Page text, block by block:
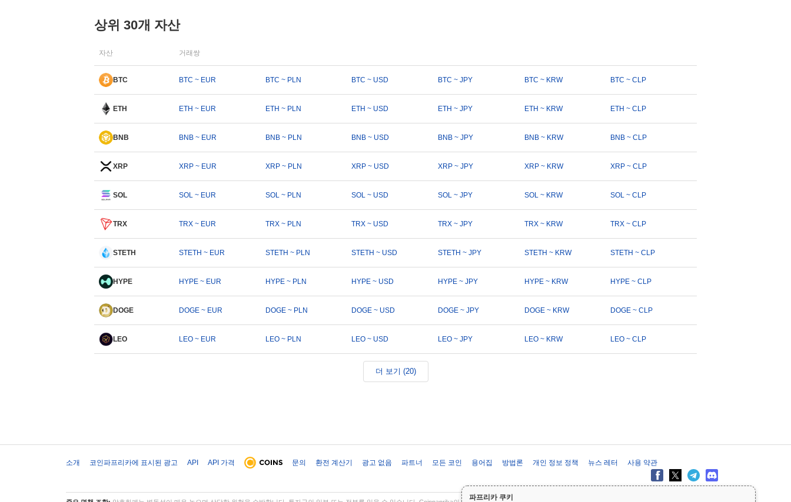
파프리카 쿠키
상위 30개 자산
자산 거래쌍
BTC BTC ~ EUR BTC ~ PLN BTC ~ USD BTC ~ JPY BTC ~ KRW BTC ~ CLP
ETH ETH ~ EUR ETH ~ PLN ETH ~ USD ETH ~ JPY ETH ~ KRW ETH ~ CLP
BNB BNB ~ EUR BNB ~ PLN BNB ~ USD BNB ~ JPY BNB ~ KRW BNB ~ CLP
XRP XRP ~ EUR XRP ~ PLN XRP ~ USD XRP ~ JPY XRP ~ KRW XRP ~ CLP
SOL SOL ~ EUR SOL ~ PLN SOL ~ USD SOL ~ JPY SOL ~ KRW SOL ~ CLP
TRX TRX ~ EUR TRX ~ PLN TRX ~ USD TRX ~ JPY TRX ~ KRW TRX ~ CLP
STETH STETH ~ EUR STETH ~ PLN STETH ~ USD STETH ~ JPY STETH ~ KRW STETH ~ CLP
HYPE HYPE ~ EUR HYPE ~ PLN HYPE ~ USD HYPE ~ JPY HYPE ~ KRW HYPE ~ CLP
DOGE DOGE ~ EUR DOGE ~ PLN DOGE ~ USD DOGE ~ JPY DOGE ~ KRW DOGE ~ CLP
LEO LEO ~ EUR LEO ~ PLN LEO ~ USD LEO ~ JPY LEO ~ KRW LEO ~ CLP
더 보기 (20)
소개 코인파프리카에 표시된 광고 API API 가격 문의 환전 계산기 광고 없음 파트너 모든 코인 용어집 방법론 개인 정보 정책 뉴스 레터 사용 약관